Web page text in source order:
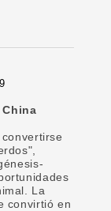
La
convirtió en